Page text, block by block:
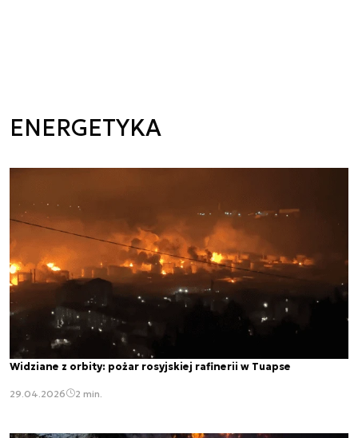
ENERGETYKA
Widziane z orbity: pożar rosyjskiej rafinerii w Tuapse
29.04.2026 2 min.